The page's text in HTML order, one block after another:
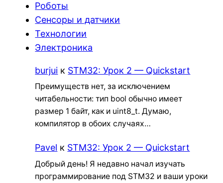
Роботы
Сенсоры и датчики
Технологии
Электроника
burjui к STM32: Урок 2 — Quickstart
Преимуществ нет, за исключением
читабельности: тип bool обычно имеет
размер 1 байт, как и uint8_t. Думаю,
компилятор в обоих случаях…
Pavel к STM32: Урок 2 — Quickstart
Добрый день! Я недавно начал изучать
программирование под STM32 и ваши уроки